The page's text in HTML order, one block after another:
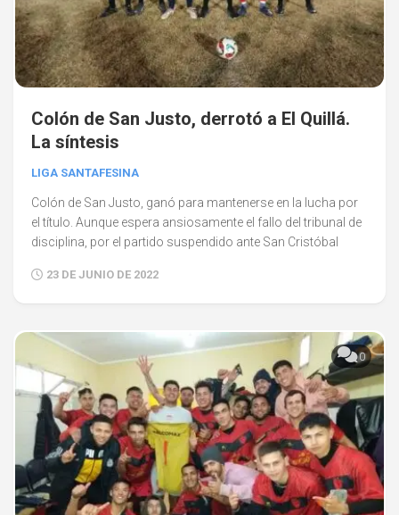
Colón de San Justo, derrotó a El Quillá.
La síntesis
LIGA SANTAFESINA
Colón de San Justo, ganó para mantenerse en la lucha por
el título. Aunque espera ansiosamente el fallo del tribunal de
disciplina, por el partido suspendido ante San Cristóbal
23 DE JUNIO DE 2022
0